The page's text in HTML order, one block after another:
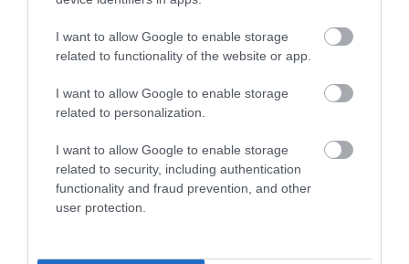
I want to allow Google to enable storage
related to functionality of the website or app.
I want to allow Google to enable storage
related to personalization.
I want to allow Google to enable storage
related to security, including authentication
functionality and fraud prevention, and other
user protection.
dolgozta át hasonló módon, akkor Baráth Emőke
szopránnal együttműködve.
A lemezen hallható Debussy-darabok Verlaine,
Girod, Banville, Leconte de Lisle költeményeire
Bilitis-dal, Pierre Louysnak az ókorba visszanyúló
erotikus veseire.
A BMC Records gondozásában most megjelent és
bemutatója tavaly tavasszal lett volna, de azt és a